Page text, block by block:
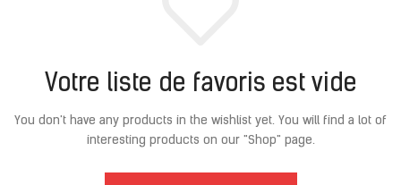
Votre liste de favoris est vide
You don't have any products in the wishlist yet. You will find a lot of
interesting products on our "Shop" page.